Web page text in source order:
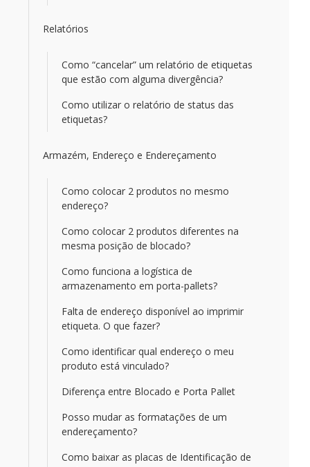
Relatórios
Como “cancelar” um relatório de etiquetas
que estão com alguma divergência?
Como utilizar o relatório de status das
etiquetas?
Armazém, Endereço e Endereçamento
Como colocar 2 produtos no mesmo
endereço?
Como colocar 2 produtos diferentes na
mesma posição de blocado?
Como funciona a logística de
armazenamento em porta-pallets?
Falta de endereço disponível ao imprimir
etiqueta. O que fazer?
Como identificar qual endereço o meu
produto está vinculado?
Diferença entre Blocado e Porta Pallet
Posso mudar as formatações de um
endereçamento?
Como baixar as placas de Identificação de